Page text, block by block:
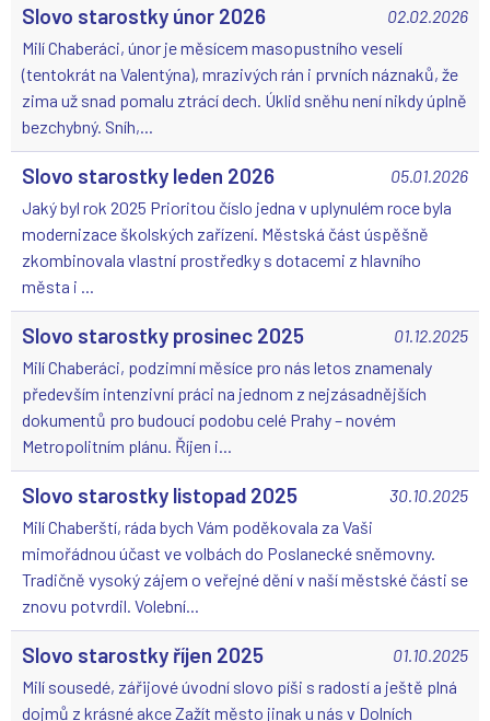
( ( ( (
02.02.2026
Slovo starostky únor 2026
Milí Chaberáci, únor je měsícem masopustního veselí
(tentokrát na Valentýna), mrazivých rán i prvních náznaků, že
zima už snad pomalu ztrácí dech. Úklid sněhu není nikdy úplně
bezchybný. Sníh,...
05.01.2026
Slovo starostky leden 2026
Jaký byl rok 2025 Prioritou číslo jedna v uplynulém roce byla
modernizace školských zařízení. Městská část úspěšně
zkombinovala vlastní prostředky s dotacemi z hlavního
města i ...
01.12.2025
Slovo starostky prosinec 2025
Milí Chaberáci, podzimní měsíce pro nás letos znamenaly
především intenzivní práci na jednom z nejzásadnějších
dokumentů pro budoucí podobu celé Prahy – novém
Metropolitním plánu. Říjen i...
30.10.2025
Slovo starostky listopad 2025
Milí Chaberští, ráda bych Vám poděkovala za Vaši
mimořádnou účast ve volbách do Poslanecké sněmovny.
Tradičně vysoký zájem o veřejné dění v naší městské části se
znovu potvrdil. Volební...
01.10.2025
Slovo starostky říjen 2025
Milí sousedé, zářijové úvodní slovo píši s radostí a ještě plná
dojmů z krásné akce Zažít město jinak u nás v Dolních